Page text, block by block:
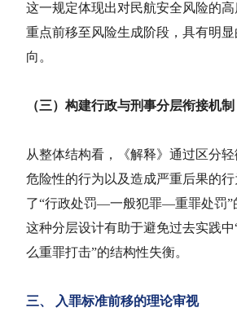
这一规定体现出对民航安全风险的
重点前移至风险生成阶段，具有明
向。
（三）构建行政与刑事分层衔接机制
从整体结构看，《解释》通过区分
危险性的行为以及造成严重后果的
了“行政处罚—一般犯罪—重罪处罚”
这种分层设计有助于避免过去实践
么重罪打击”的结构性失衡。
三、 入罪标准前移的理论审视